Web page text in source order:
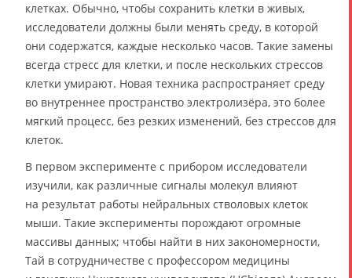
клетках. Обычно, чтобы сохранить клетки в живых,
исследователи должны были менять среду, в которой
они содержатся, каждые несколько часов. Такие замены
всегда стресс для клетки, и после нескольких стрессов
клетки умирают. Новая техника распространяет среду
во внутреннее пространство электролизёра, это более
мягкий процесс, без резких изменений, без стрессов для
клеток.
В первом эксперименте с прибором исследователи
изучили, как различные сигналы молекул влияют
на результат работы нейральных стволовых клеток
мыши. Такие эксперименты порождают огромные
массивы данных; чтобы найти в них закономерности,
Тай в сотрудничестве с профессором медицины